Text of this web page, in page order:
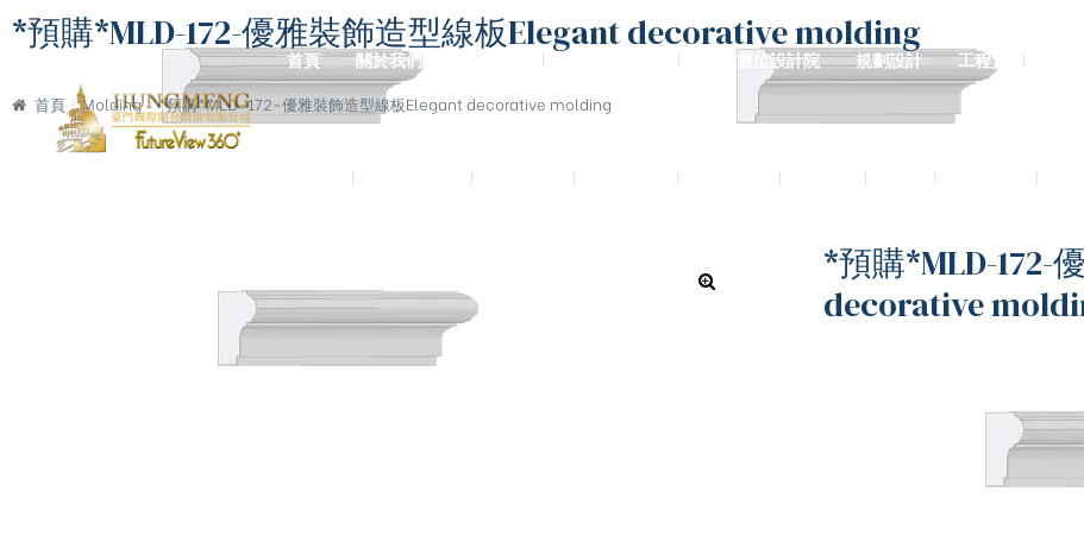
首頁 關於我們 影音實體投影 3D數位設計院 規劃設計 工程實績
聯絡我們 東京一戶建 宮廷別墅 興墅12戶 法式御墅 購物車 結帳 我的帳號
*預購*MLD-172-優雅裝飾造型線板Elegant decorative molding
首頁 Molding *預購*MLD-172-優雅裝飾造型線板Elegant decorative molding
*預購*MLD-172-
decorative